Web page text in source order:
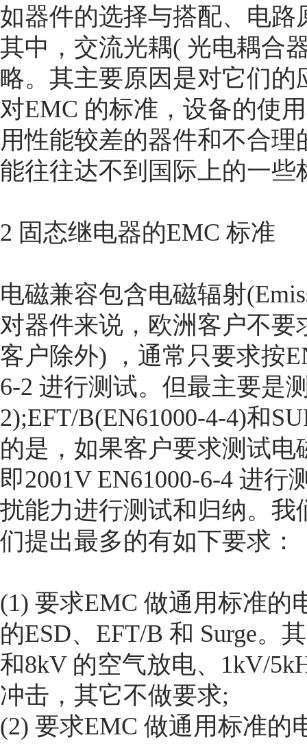
如器件的选择与搭配、电路
其中，交流光耦( 光电耦合
略。其主要原因是对它们
对EMC 的标准，设备的使
用性能较差的器件和不合
能往往达不到国际上的一些
2 固态继电器的EMC 标准
电磁兼容包含电磁辐射
对器件来说，欧洲客户不
客户除外) ，通常只要求按
6-2 进行测试。但最主要是
2);EFT/B(EN61000-4-4)和
的是，如果客户要求测试电
即2001V EN61000-6-4 进
扰能力进行测试和归纳。
们提出最多的有如下要求：
(1) 要求EMC 做通用标准的
的ESD、EFT/B 和 Surge。
和8kV 的空气放电、1kV/
冲击，其它不做要求;
(2) 要求EMC 做通用标准的